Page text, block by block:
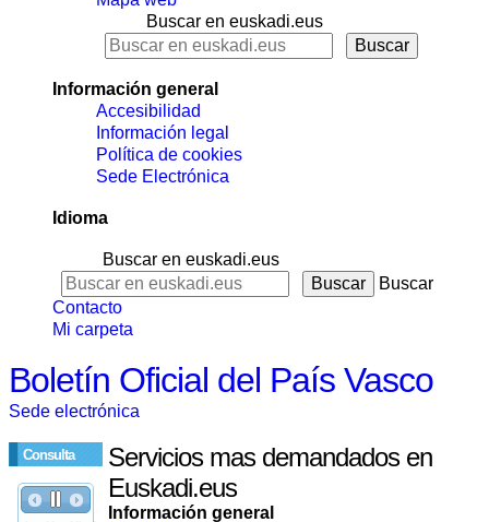
Buscar en euskadi.eus
Información general
Accesibilidad
Información legal
Política de cookies
Sede Electrónica
Idioma
Buscar en euskadi.eus
Buscar
Contacto
Mi carpeta
Boletín Oficial del País Vasco
Sede electrónica
Consulta
Servicios mas demandados en
Euskadi.eus
Información general